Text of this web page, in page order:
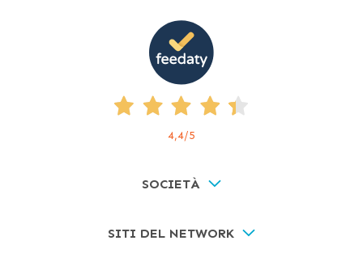
4,4/5
SOCIETÀ
SITI DEL NETWORK